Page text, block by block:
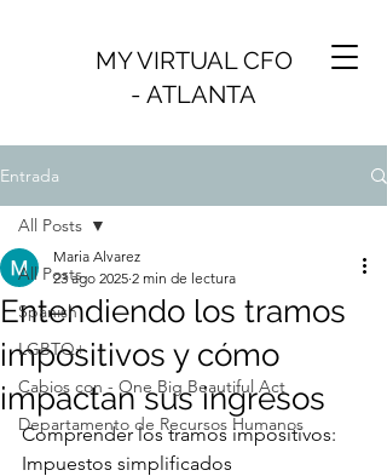
MY VIRTUAL CFO
- ATLANTA
Entrada
All Posts
Spanish
LGBTQ+
Cabios con - One Big Beautiful Act
Departamento de Recursos Humanos
All Posts
Entendiendo los tramos
impositivos y cómo
impactan sus ingresos
Maria Alvarez
23 ago 2025 2 min de lectura
Comprender los tramos impositivos:
Impuestos simplificados